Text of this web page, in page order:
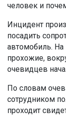
человек и
Инцидент
посадить
автомобиль.
прохожие,
очевидцев
По словам
сотрудником
проходит